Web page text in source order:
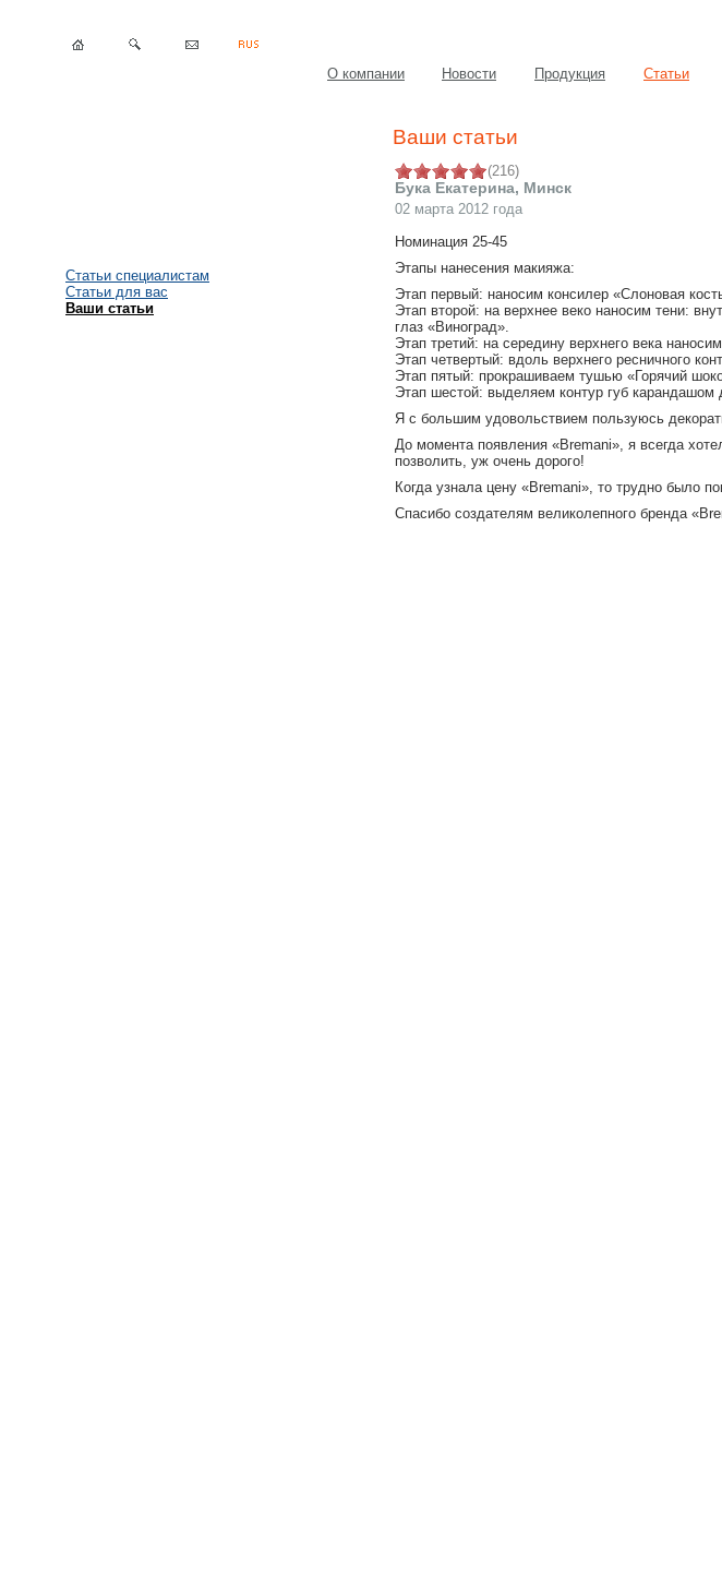
О компании Новости Продукция Статьи
Статьи специалистам
Статьи для вас
Ваши статьи
Ваши статьи
(216)
Бука Екатерина, Минск
02 марта 2012 года
Номинация 25-45
Этапы нанесения макияжа:
Этап первый: наносим консилер «Слоновая
Этап второй: на верхнее веко наносим тени:
глаз «Виноград».
Этап третий: на середину верхнего века
Этап четвертый: вдоль верхнего ресничного
Этап пятый: прокрашиваем тушью «Горячий
Этап шестой: выделяем контур губ
Я с большим удовольствием пользуюсь
До момента появления «Bremani», я всегда
позволить, уж очень дорого!
Когда узнала цену «Bremani», то трудно было
Спасибо создателям великолепного бренда